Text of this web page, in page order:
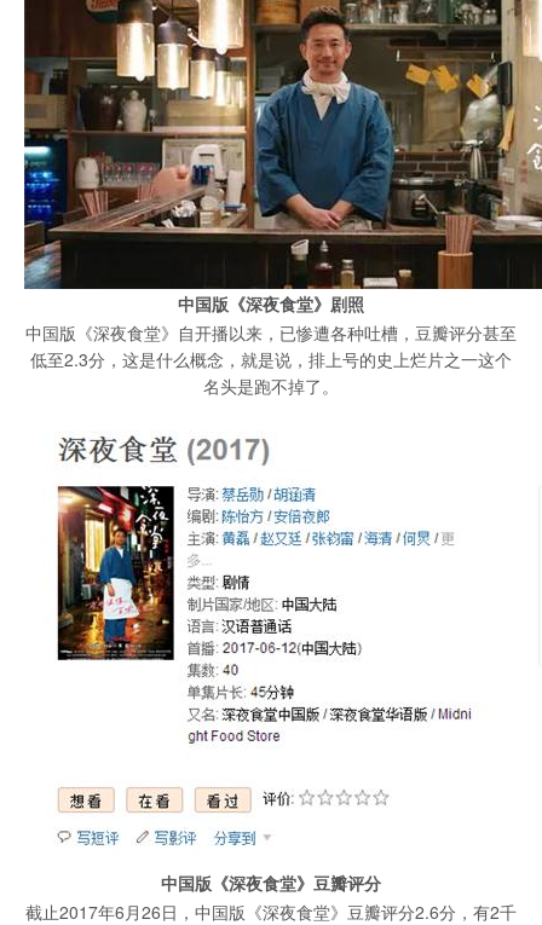
中国版《深夜食堂》剧照
中国版《深夜食堂》自开播以来，已惨遭各种吐槽，豆瓣评分甚至
低至2.3分，这是什么概念，就是说，排上号的史上烂片之一这个
名头是跑不掉了。
中国版《深夜食堂》豆瓣评分
截止2017年6月26日，中国版《深夜食堂》豆瓣评分2.6分，有2千